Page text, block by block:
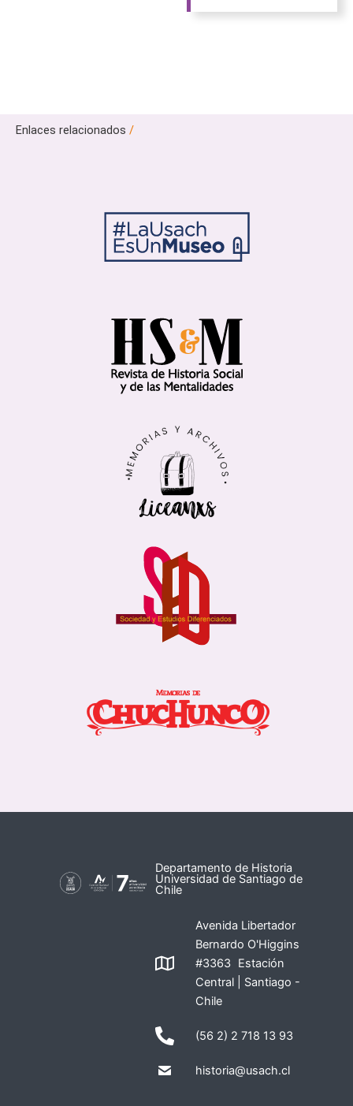
Enlaces relacionados /
Departamento de Historia
Universidad de Santiago de
Chile
Avenida Libertador
Bernardo O'Higgins
#3363 Estación
Central | Santiago -
Chile
(56 2) 2 718 13 93
historia@usach.cl